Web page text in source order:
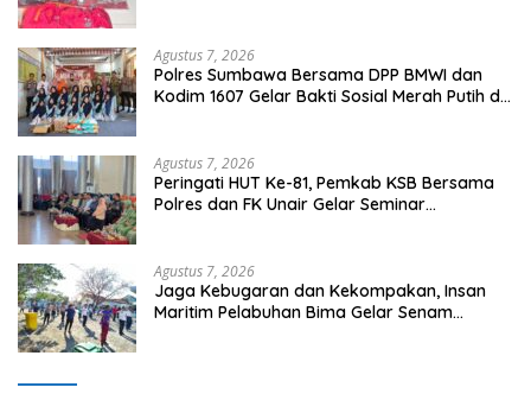
Agustus 7, 2026
Polres Sumbawa Bersama DPP BMWI dan
Kodim 1607 Gelar Bakti Sosial Merah Putih di
Agustus 7, 2026
Peringati HUT Ke-81, Pemkab KSB Bersama
Polres dan FK Unair Gelar Seminar
Agustus 7, 2026
Jaga Kebugaran dan Kekompakan, Insan
Maritim Pelabuhan Bima Gelar Senam